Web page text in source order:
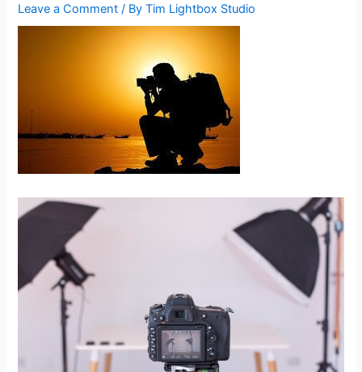
Leave a Comment / ByTim Lightbox Studio